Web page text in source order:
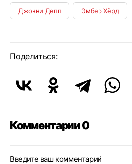
Джонни Депп Эмбер Хёрд
Поделиться:
Комментарии 0
Введите ваш комментарий